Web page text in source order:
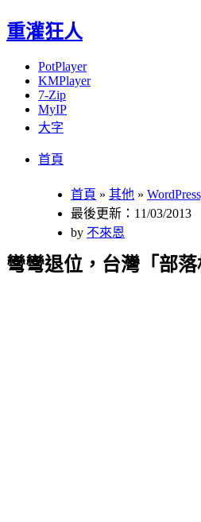
重灌狂人
PotPlayer
KMPlayer
7-Zip
MyIP
大字
首頁
首頁 » 其他 »
最後更新：11/03/2013
by 不來恩
彎彎退位，台灣「部落